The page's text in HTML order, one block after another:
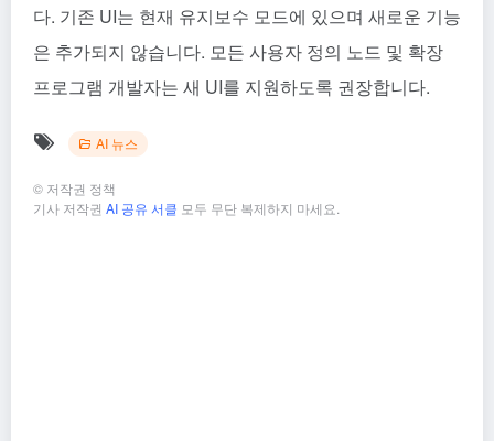
다. 기존 UI는 현재 유지보수 모드에 있으며 새로운 기능
은 추가되지 않습니다. 모든 사용자 정의 노드 및 확장
프로그램 개발자는 새 UI를 지원하도록 권장합니다.
AI 뉴스
© 저작권 정책
기사 저작권 AI 공유 서클 모두 무단 복제하지 마세요.